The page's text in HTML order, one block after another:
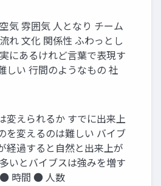
気 雰囲気 人となり チーム
れ 文化 関係性 ふわっとし
にあるけれど言葉で表現す
しい 行間のようなもの 社
変えられるか すでに出来上
を変えるのは難しい バイブ
経過すると自然と出来上が
いとバイブスは強みを増す
時間 ● 人数